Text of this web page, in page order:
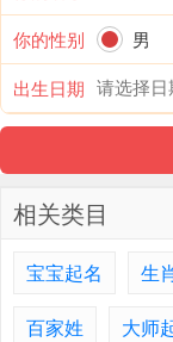
你的性别
男
出生日期
相关类目
宝宝起名 生
百家姓
大师